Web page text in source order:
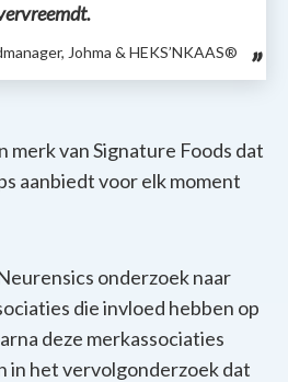
Johma & HEKS’NKAAS®
merk van Signature Foods dat
aanbiedt voor elk moment
onderzoek naar
die invloed hebben op
deze merkassociaties
in het vervolgonderzoek dat